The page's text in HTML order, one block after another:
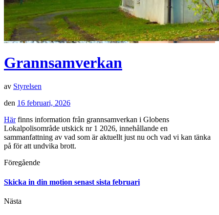
Grannsamverkan
av Styrelsen
den 16 februari, 2026
Härfinns information från grannsamverkan i Globens
Lokalpolisområde utskick nr 1 2026, innehållande en
sammanfattning av vad som är aktuellt just nu och vad vi kan tänka
på för att undvika brott.
Föregående
Skicka in din motion senast sista februari
Nästa